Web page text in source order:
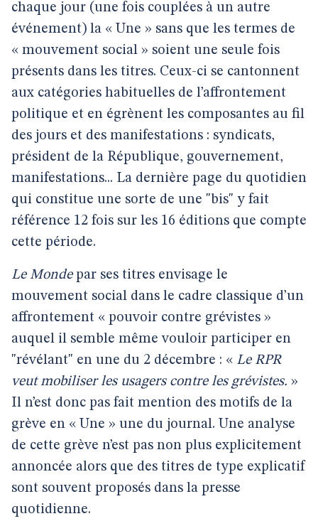
chaque jour (une fois couplées à un autre
événement) la « Une » sans que les termes de
« mouvement social » soient une seule fois
présents dans les titres. Ceux-ci se cantonnent
aux catégories habituelles de l’affrontement
politique et en égrènent les composantes au fil
des jours et des manifestations : syndicats,
président de la République, gouvernement,
manifestations... La dernière page du quotidien
qui constitue une sorte de une "bis" y fait
référence 12 fois sur les 16 éditions que compte
cette période.
Le Mondepar ses titres envisage le
mouvement social dans le cadre classique d’un
affrontement « pouvoir contre grévistes »
auquel il semble même vouloir participer en
"révélant" en une du 2 décembre : « Le RPR
veut mobiliser les usagers contre les grévistes. »
Il n’est donc pas fait mention des motifs de la
grève en « Une » une du journal. Une analyse
de cette grève n’est pas non plus explicitement
annoncée alors que des titres de type explicatif
sont souvent proposés dans la presse
quotidienne.